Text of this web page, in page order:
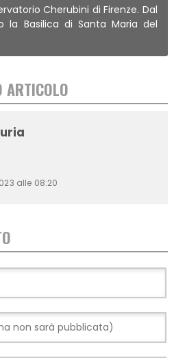
Cherubini di Firenze. Dal
la Basilica di Santa Maria del
ARTICOLO
alle 08:20